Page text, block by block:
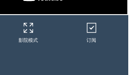
影院模式 订阅